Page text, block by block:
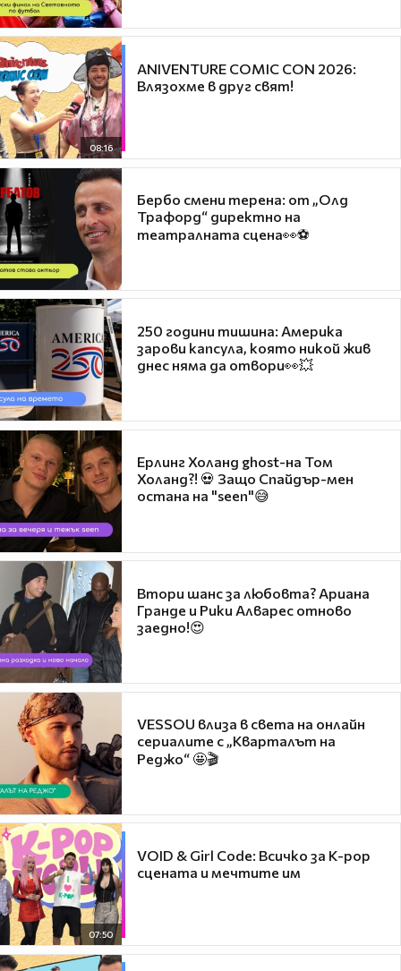
08:16
ANIVENTURE COMIC CON 2026:
Влязохме в друг свят!
Бербо смени терена: от „Олд
Трафорд“ директно на
театралната сцена👀⚽
250 години тишина: Америка
зарови капсула, която никой жив
днес няма да отвори👀💥
Ерлинг Холанд ghost-на Том
Холанд?! 💀 Защо Спайдър-мен
остана на "seen"😅
Втори шанс за любовта? Ариана
Гранде и Рики Алварес отново
заедно!😍
VESSOU влиза в света на онлайн
сериалите с „Кварталът на
Реджо“ 🤩🎬
07:50
VOID & Girl Code: Всичко за K-pop
сцената и мечтите им